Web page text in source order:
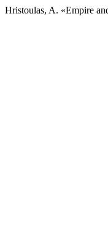
Hristoulas, A. «Empire